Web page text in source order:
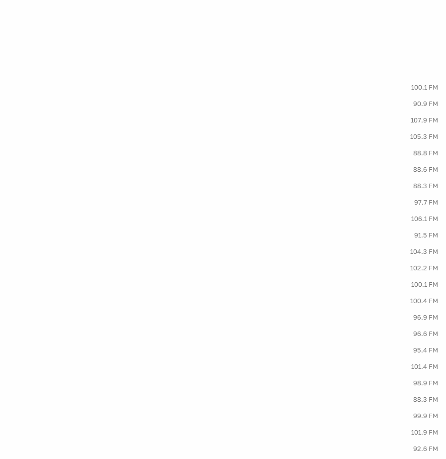
100.1 FM
90.9 FM
107.9 FM
105.3 FM
88.8 FM
88.6 FM
88.3 FM
97.7 FM
106.1 FM
91.5 FM
104.3 FM
102.2 FM
100.1 FM
100.4 FM
96.9 FM
96.6 FM
95.4 FM
101.4 FM
98.9 FM
88.3 FM
99.9 FM
101.9 FM
92.6 FM